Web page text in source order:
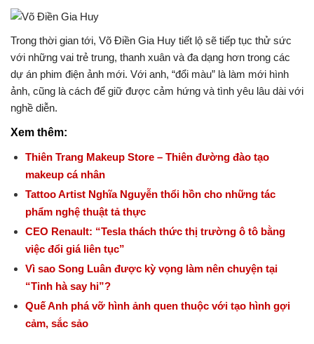
Trong thời gian tới, Võ Điền Gia Huy tiết lộ sẽ tiếp tục thử sức
với những vai trẻ trung, thanh xuân và đa dạng hơn trong các
dự án phim điện ảnh mới. Với anh, “đổi màu” là làm mới hình
ảnh, cũng là cách để giữ được cảm hứng và tình yêu lâu dài với
nghề diễn.
Xem thêm:
Thiên Trang Makeup Store – Thiên đường đào tạo
makeup cá nhân
Tattoo Artist Nghĩa Nguyễn thổi hồn cho những tác
phẩm nghệ thuật tả thực
CEO Renault: “Tesla thách thức thị trường ô tô bằng
việc đổi giá liên tục”
Vì sao Song Luân được kỳ vọng làm nên chuyện tại
“Tinh hà say hi”?
Quế Anh phá vỡ hình ảnh quen thuộc với tạo hình gợi
cảm, sắc sảo